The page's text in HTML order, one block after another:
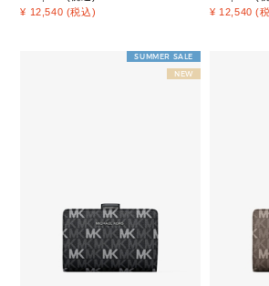
¥ 12,540 (税込)
¥ 12,540 (
SUMMER SALE
NEW